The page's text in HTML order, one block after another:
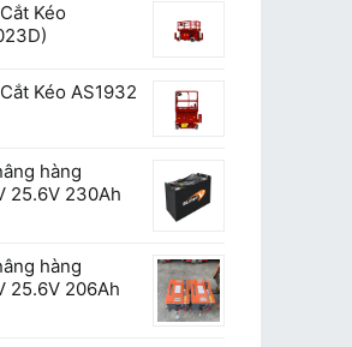
Kéo
Kéo AS1932
hàng
25.6V 230Ah
hàng
25.6V 206Ah